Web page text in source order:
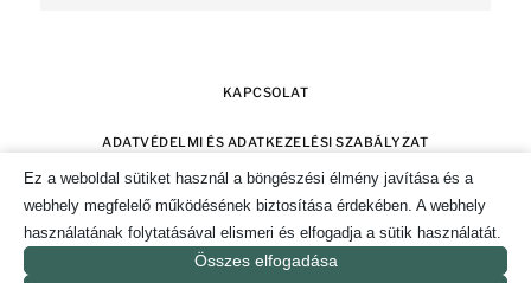
KAPCSOLAT
ADATVÉDELMI ÉS ADATKEZELÉSI SZABÁLYZAT
IMPRESSZUM
SÜTI TÁJÉKOZTATÓ ÉS HOZZÁJÁRULÁS KEZELÉSE
Ez a weboldal sütiket használ a böngészési élmény javítása és a
webhely megfelelő működésének biztosítása érdekében. A webhely
használatának folytatásával elismeri és elfogadja a sütik használatát.
Összes elfogadása